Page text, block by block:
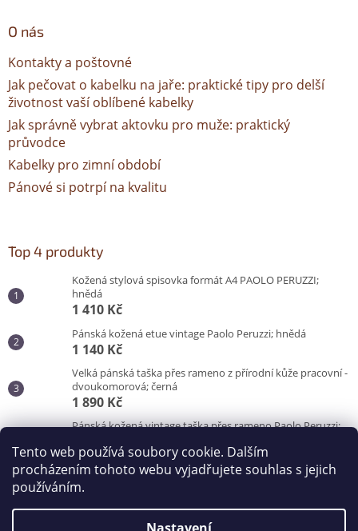
Tento web používá soubory cookie. Dalším
procházením tohoto webu vyjadřujete souhlas s jejich
používáním.
O nás
Kontakty a poštovné
Jak pečovat o kabelku na jaře: praktické tipy pro delší
životnost vaší oblíbené kabelky
Jak správně vybrat aktovku pro muže: praktický
průvodce
Kabelky pro zimní období
Pánové si potrpí na kvalitu
Top 4 produkty
Kožená stylová spisovka formát A4 PAOLO PERUZZI;
hnědá
1 410 Kč
Pánská kožená etue vintage Paolo Peruzzi; hnědá
1 140 Kč
Velká pánská taška přes rameno z přírodní kůže pracovní -
dvoukomorová; černá
1 890 Kč
Pánská kožená vintage taška přes rameno Paolo Peruzzi;
3 100 Kč
Vytvořil Shoptet